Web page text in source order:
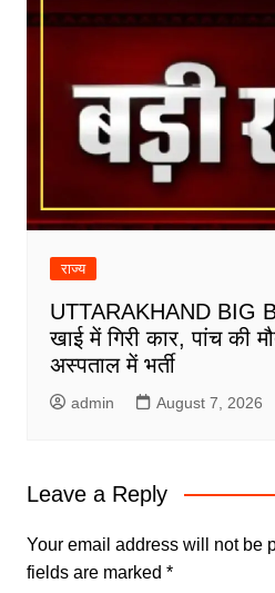
राज्य
UTTARAKHAND BIG
खाई में गिरी कार, पांच की
अस्पताल में भर्ती
admin August 7, 2026
Leave a Reply
Your email address will not be
fields are marked *